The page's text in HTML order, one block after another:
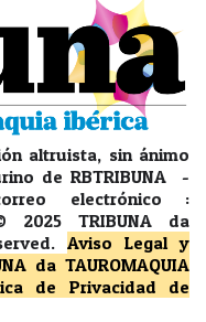
altruista, sin ánimo
de RBTRIBUNA -
electrónico :
2025 TRIBUNA da
Aviso Legal y
da TAUROMAQUIA
de Privacidad
de